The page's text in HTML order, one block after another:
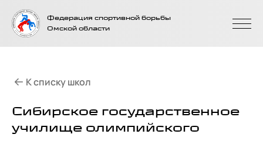
На главную
страницу
Федерация спортивной борьбы
Омской области
Сибирское государственное
училище олимпийского
К списку школ